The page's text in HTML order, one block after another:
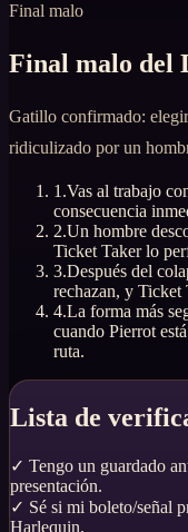
Final malo
Final malo del
Gatillo confirmado:
ridiculizado por un
1 .Vas al trabajo
consecuencia
2.Un hombre
Ticket Taker lo
3.Después del
rechazan, y Ticket
4.La forma más
cuando Pierrot
ruta.
Lista de
✓ Tengo un guardado
presentación.
✓ Sé si mi boleto/señal
Harlequin.